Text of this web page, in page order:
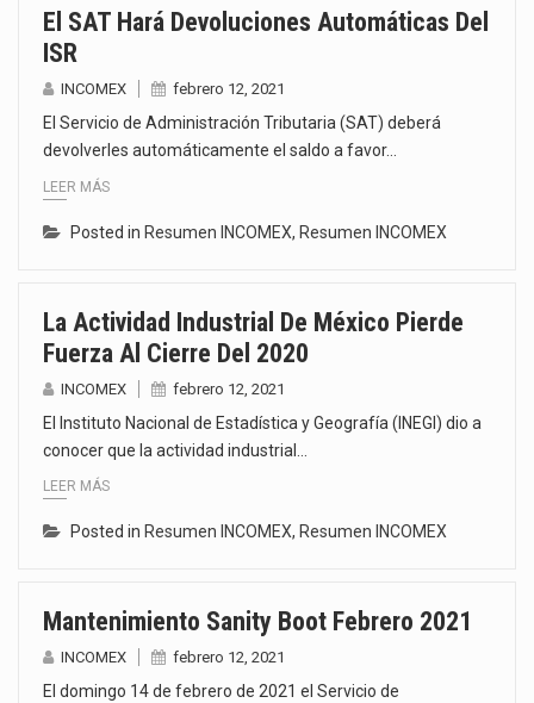
El SAT Hará Devoluciones Automáticas Del
ISR
INCOMEX febrero 12, 2021
El Servicio de Administración Tributaria (SAT) deberá
devolverles automáticamente el saldo a favor…
LEER MÁS
Posted in Resumen INCOMEX, Resumen INCOMEX
La Actividad Industrial De México Pierde
Fuerza Al Cierre Del 2020
INCOMEX febrero 12, 2021
El Instituto Nacional de Estadística y Geografía (INEGI) dio a
conocer que la actividad industrial…
LEER MÁS
Posted in Resumen INCOMEX, Resumen INCOMEX
Mantenimiento Sanity Boot Febrero 2021
INCOMEX febrero 12, 2021
El domingo 14 de febrero de 2021 el Servicio de